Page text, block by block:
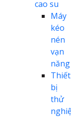
cao su
Máy
kéo
nén
vạn
năng
Thiết
bị
thử